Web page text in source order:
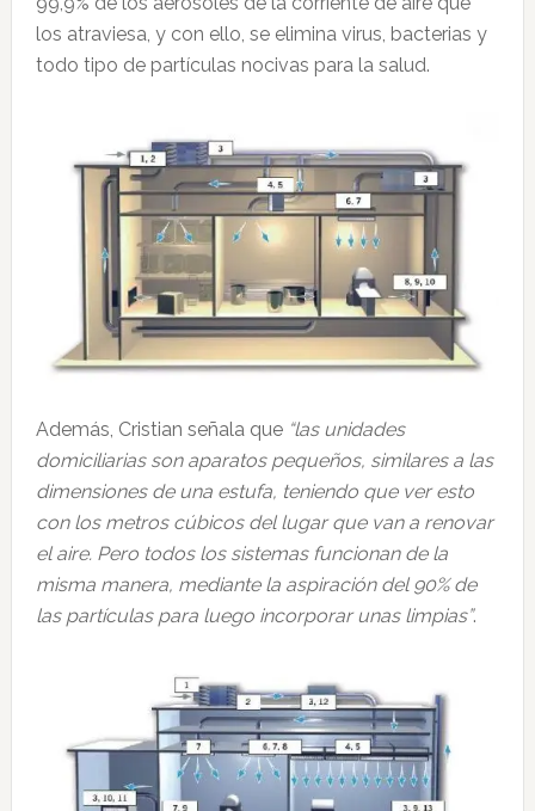
los atraviesa, y con ello, se elimina virus, bacterias y
todo tipo de partículas nocivas para la salud.
Además, Cristian señala que “las unidades
domiciliarias son aparatos pequeños, similares a las
dimensiones de una estufa, teniendo que ver esto
con los metros cúbicos del lugar que van a renovar
el aire. Pero todos los sistemas funcionan de la
misma manera, mediante la aspiración del 90% de
las partículas para luego incorporar unas limpias”.